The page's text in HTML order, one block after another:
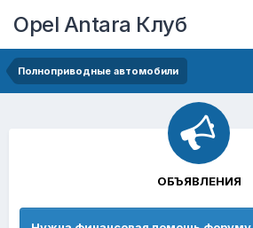
Opel Antara Клуб
Полноприводные автомобили
ОБЪЯВЛЕНИЯ